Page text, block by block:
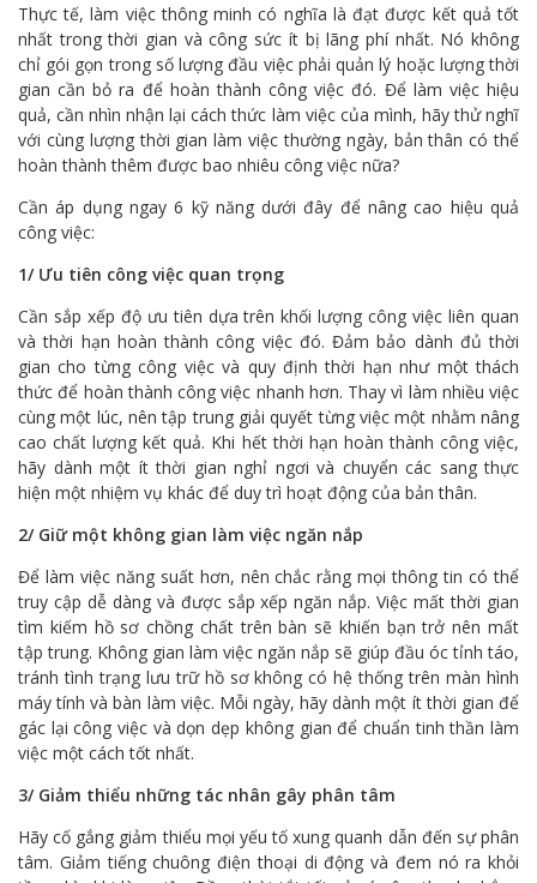
Thực tế, làm việc thông minh có nghĩa là đạt được kết quả tốt
nhất trong thời gian và công sức ít bị lãng phí nhất. Nó không
chỉ gói gọn trong số lượng đầu việc phải quản lý hoặc lượng thời
gian cần bỏ ra để hoàn thành công việc đó. Để làm việc hiệu
quả, cần nhìn nhận lại cách thức làm việc của mình, hãy thử nghĩ
với cùng lượng thời gian làm việc thường ngày, bản thân có thể
hoàn thành thêm được bao nhiêu công việc nữa?
Cần áp dụng ngay 6 kỹ năng dưới đây để nâng cao hiệu quả
công việc:
1/ Ưu tiên công việc quan trọng
Cần sắp xếp độ ưu tiên dựa trên khối lượng công việc liên quan
và thời hạn hoàn thành công việc đó. Đảm bảo dành đủ thời
gian cho từng công việc và quy định thời hạn như một thách
thức để hoàn thành công việc nhanh hơn. Thay vì làm nhiều việc
cùng một lúc, nên tập trung giải quyết từng việc một nhằm nâng
cao chất lượng kết quả. Khi hết thời hạn hoàn thành công việc,
hãy dành một ít thời gian nghỉ ngơi và chuyển các sang thực
hiện một nhiệm vụ khác để duy trì hoạt động của bản thân.
2/ Giữ một không gian làm việc ngăn nắp
Để làm việc năng suất hơn, nên chắc rằng mọi thông tin có thể
truy cập dễ dàng và được sắp xếp ngăn nắp. Việc mất thời gian
tìm kiếm hồ sơ chồng chất trên bàn sẽ khiến bạn trở nên mất
tập trung. Không gian làm việc ngăn nắp sẽ giúp đầu óc tỉnh táo,
tránh tình trạng lưu trữ hồ sơ không có hệ thống trên màn hình
máy tính và bàn làm việc. Mỗi ngày, hãy dành một ít thời gian để
gác lại công việc và dọn dẹp không gian để chuẩn tinh thần làm
việc một cách tốt nhất.
3/ Giảm thiểu những tác nhân gây phân tâm
Hãy cố gắng giảm thiểu mọi yếu tố xung quanh dẫn đến sự phân
tâm. Giảm tiếng chuông điện thoại di động và đem nó ra khỏi